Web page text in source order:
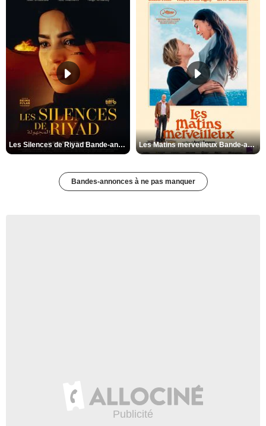
Les Silences de Riyad Bande-annonce VO STFR Les Matins merveilleux Bande-annonce VF
Bandes-annonces à ne pas manquer